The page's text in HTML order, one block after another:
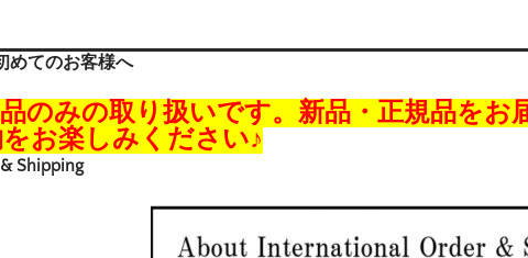
めてのお客様へ
のみの取り扱いです。新品・正規品をお
お楽しみください♪
Shipping